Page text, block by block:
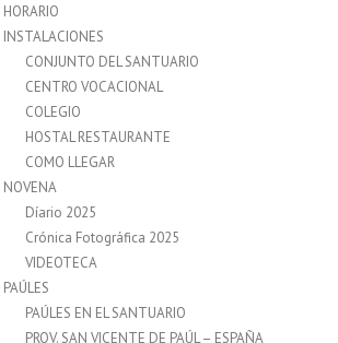
HORARIO
INSTALACIONES
CONJUNTO DEL SANTUARIO
CENTRO VOCACIONAL
COLEGIO
HOSTAL RESTAURANTE
COMO LLEGAR
NOVENA
Díario 2025
Crónica Fotográfica 2025
VIDEOTECA
PAÚLES
PAÚLES EN EL SANTUARIO
PROV. SAN VICENTE DE PAÚL – ESPAÑA